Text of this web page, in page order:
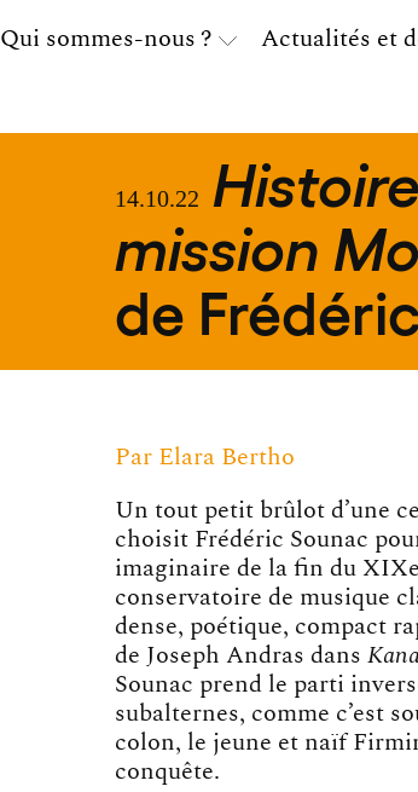
Qui sommes-nous ? Actualités et
14.10.22
mission
de
Par Elara Bertho
Un tout petit brûlot d’une
choisit Frédéric Sounac
imaginaire de la fin du
conservatoire de musique
dense, poétique, compact
de Joseph Andras dans
Sounac prend le parti
subalternes, comme c’est
colon, le jeune et naïf
conquête.